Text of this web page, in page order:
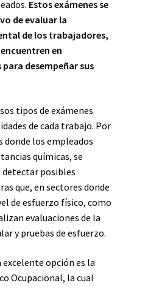
Estos exámenes se
de evaluar la
de los trabajadores,
en
desempeñar sus
tipos de exámenes
de cada trabajo. Por
los empleados
químicas, se
detectar posibles
que, en sectores donde
de esfuerzo físico, como
evaluaciones de la
y pruebas de esfuerzo.
opción es la
Ocupacional, la cual